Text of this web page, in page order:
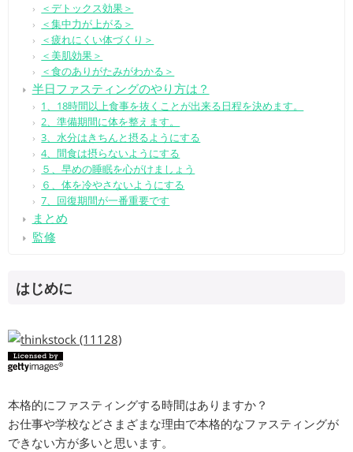
＜デトックス効果＞
＜集中力が上がる＞
＜疲れにくい体づくり＞
＜美肌効果＞
＜食のありがたみがわかる＞
半日ファスティングのやり方は？
1、18時間以上食事を抜くことが出来る日程を決めます。
2、準備期間に体を整えます。
3、水分はきちんと摂るようにする
4、間食は摂らないようにする
５、早めの睡眠を心がけましょう
６、体を冷やさないようにする
7、回復期間が一番重要です
まとめ
監修
はじめに
本格的にファスティングする時間はありますか？
お仕事や学校などさまざまな理由で本格的なファスティングが
できない方が多いと思います。